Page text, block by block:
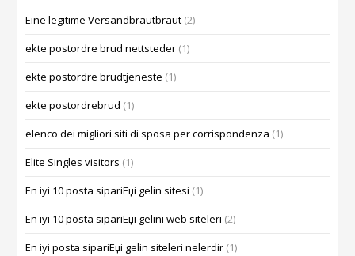
Eine legitime Versandbrautbraut (2)
ekte postordre brud nettsteder (1)
ekte postordre brudtjeneste (1)
ekte postordrebrud (1)
elenco dei migliori siti di sposa per corrispondenza (1)
Elite Singles visitors (1)
En iyi 10 posta sipariЕџi gelin sitesi (1)
En iyi 10 posta sipariЕџi gelini web siteleri (2)
En iyi posta sipariЕџi gelin siteleri nelerdir (1)